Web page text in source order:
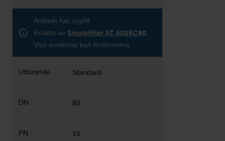
Artikeln har utgått
Ersätts av Smutsfilter AT 4028C80
Viss avvikelse kan förekomma
Standard
80
16